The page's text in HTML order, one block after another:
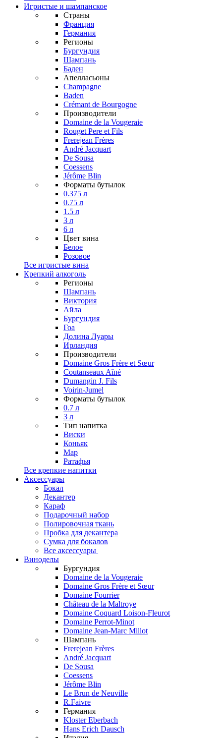
Игристые и шампанское
Страны
Франция
Германия
Регионы
Бургундия
Шампань
Баден
Апелласьоны
Champagne
Baden
Crémant de Bourgogne
Производители
Domaine de la Vougeraie
Rouget Pere et Fils
Frerejean Frères
André Jacquart
De Sousa
Coessens
Jérôme Blin
Форматы бутылок
0.375 л
0.75 л
1.5 л
3 л
6 л
Цвет вина
Белое
Розовое
Все игристые вина
Крепкий алкоголь
Регионы
Шампань
Виктория
Айла
Бургундия
Гоа
Долина Луары
Ирландия
Производители
Domaine Gros Frère et Sœur
Coutanseaux Aîné
Dumangin J. Fils
Voirin-Jumel
Форматы бутылок
0.7 л
3 л
Тип напитка
Виски
Коньяк
Мар
Ратафья
Все крепкие напитки
Аксессуары
Бокал
Декантер
Караф
Подарочный набор
Полировочная ткань
Пробка для декантера
Сумка для бокалов
Все аксессуары
Виноделы
Бургундия
Domaine de la Vougeraie
Domaine Gros Frère et Sœur
Domaine Fourrier
Château de la Maltroye
Domaine Coquard Loison-Fleurot
Domaine Perrot-Minot
Domaine Jean-Marc Millot
Шампань
Frerejean Frères
André Jacquart
De Sousa
Coessens
Jérôme Blin
Le Brun de Neuville
R.Faivre
Германия
Kloster Eberbach
Hans Erich Dausch